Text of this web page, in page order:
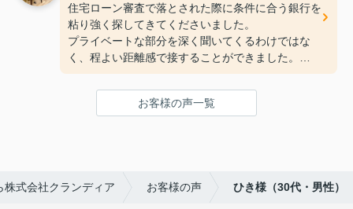
住宅ローン審査で落とされた際に条件に合う銀行を
粘り強く探してきてくださいました。
プライベートな部分を深く聞いてくるわけではな
く、程よい距離感で接することができました。
【気になった点】
手続きまわりの連絡が少し遅いように感じました。
お客様の声一覧
式会社クランディア お客様の声 ひき様（30代・男性）